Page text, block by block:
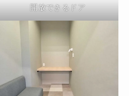
開放できるドア